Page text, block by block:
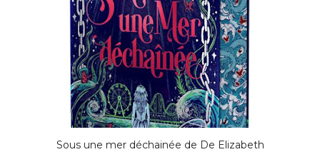
Sous une mer déchainée de De Elizabeth